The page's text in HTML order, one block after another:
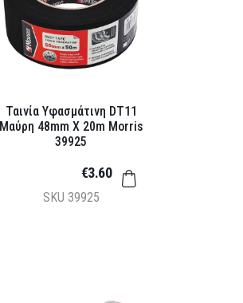
Ταινία Υφασμάτινη DT11
Μαύρη 48mm X 20m Morris
39925
SKU 39925
€3.60